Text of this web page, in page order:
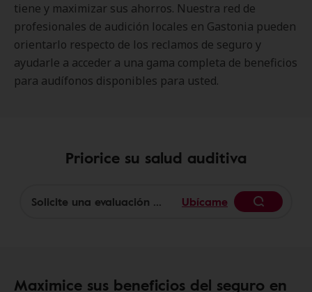
tiene y maximizar sus ahorros. Nuestra red de
profesionales de audición locales en Gastonia pueden
orientarlo respecto de los reclamos de seguro y
ayudarle a acceder a una gama completa de beneficios
para audífonos disponibles para usted.
Priorice su salud auditiva
Ubícame
Maximice sus beneficios del seguro en